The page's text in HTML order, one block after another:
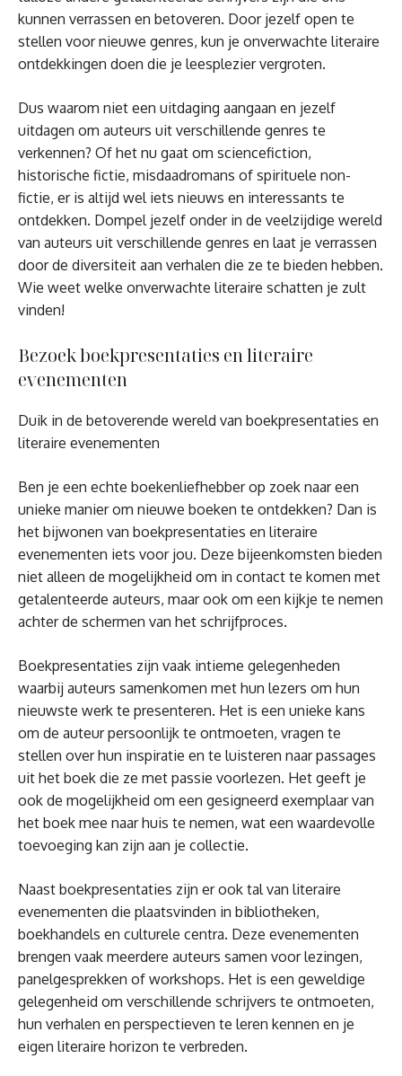
kunnen verrassen en betoveren. Door jezelf open te
stellen voor nieuwe genres, kun je onverwachte literaire
ontdekkingen doen die je leesplezier vergroten.
Dus waarom niet een uitdaging aangaan en jezelf
uitdagen om auteurs uit verschillende genres te
verkennen? Of het nu gaat om sciencefiction,
historische fictie, misdaadromans of spirituele non-
fictie, er is altijd wel iets nieuws en interessants te
ontdekken. Dompel jezelf onder in de veelzijdige wereld
van auteurs uit verschillende genres en laat je verrassen
door de diversiteit aan verhalen die ze te bieden hebben.
Wie weet welke onverwachte literaire schatten je zult
vinden!
Bezoek boekpresentaties en literaire
evenementen
Duik in de betoverende wereld van boekpresentaties en
literaire evenementen
Ben je een echte boekenliefhebber op zoek naar een
unieke manier om nieuwe boeken te ontdekken? Dan is
het bijwonen van boekpresentaties en literaire
evenementen iets voor jou. Deze bijeenkomsten bieden
niet alleen de mogelijkheid om in contact te komen met
getalenteerde auteurs, maar ook om een kijkje te nemen
achter de schermen van het schrijfproces.
Boekpresentaties zijn vaak intieme gelegenheden
waarbij auteurs samenkomen met hun lezers om hun
nieuwste werk te presenteren. Het is een unieke kans
om de auteur persoonlijk te ontmoeten, vragen te
stellen over hun inspiratie en te luisteren naar passages
uit het boek die ze met passie voorlezen. Het geeft je
ook de mogelijkheid om een gesigneerd exemplaar van
het boek mee naar huis te nemen, wat een waardevolle
toevoeging kan zijn aan je collectie.
Naast boekpresentaties zijn er ook tal van literaire
evenementen die plaatsvinden in bibliotheken,
boekhandels en culturele centra. Deze evenementen
brengen vaak meerdere auteurs samen voor lezingen,
panelgesprekken of workshops. Het is een geweldige
gelegenheid om verschillende schrijvers te ontmoeten,
hun verhalen en perspectieven te leren kennen en je
eigen literaire horizon te verbreden.